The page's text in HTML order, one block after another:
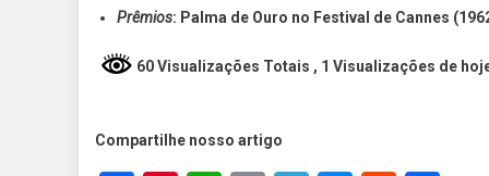
Prêmios: Palma de Ouro no Festival de Cannes
60 Visualizações Totais , 1 Visualizações de
Compartilhe nosso artigo